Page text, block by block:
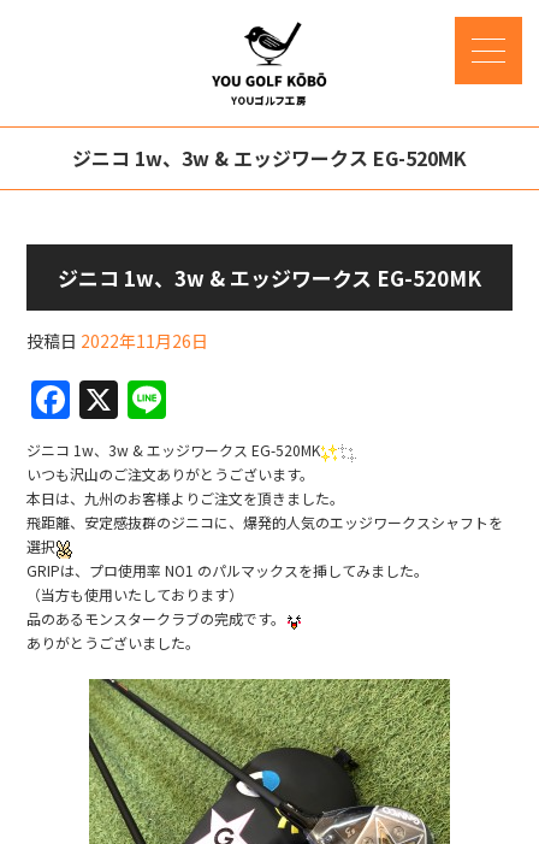
ジニコ 1w、3w & エッジワークス EG-520MK
ジニコ 1w、3w & エッジワークス EG-520MK
投稿日 2022年11月26日
F
a
c
e
b
o
o
k
X
n
e
ジニコ 1w、3w & エッジワークス EG-520MK
いつも沢山のご注文ありがとうございます。
本日は、九州のお客様よりご注文を頂きました。
飛距離、安定感抜群のジニコに、爆発的人気のエッジワークスシャフトを
選択
GRIPは、プロ使用率 NO1 のパルマックスを挿してみました。
（当方も使用いたしております）
品のあるモンスタークラブの完成です。
ありがとうございました。